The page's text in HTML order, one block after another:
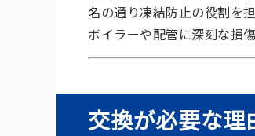
名の通り凍結防止の役割を
ボイラーや配管に深刻な損
交換が必要な理